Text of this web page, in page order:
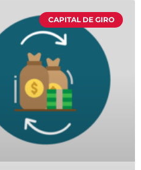
CAPITAL DE GIRO